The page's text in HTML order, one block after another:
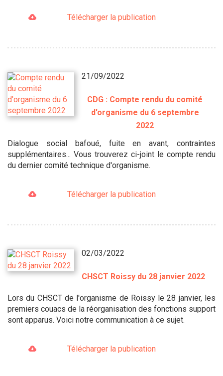
Télécharger la publication
21/09/2022
CDG : Compte rendu du comité
d'organisme du 6 septembre
2022
Dialogue social bafoué, fuite en avant, contraintes
supplémentaires... Vous trouverez ci-joint le compte rendu
du dernier comité technique d'organisme.
Télécharger la publication
02/03/2022
CHSCT Roissy du 28 janvier 2022
Lors du CHSCT de l'organisme de Roissy le 28 janvier, les
premiers couacs de la réorganisation des fonctions support
sont apparus. Voici notre communication à ce sujet.
Télécharger la publication